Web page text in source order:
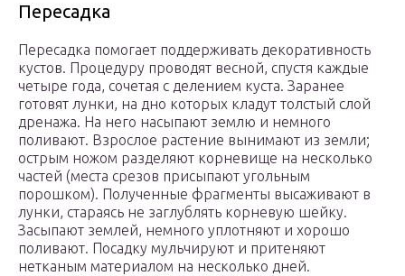
Пересадка
Пересадка помогает поддерживать декоративность
кустов. Процедуру проводят весной, спустя каждые
четыре года, сочетая с делением куста. Заранее
готовят лунки, на дно которых кладут толстый слой
дренажа. На него насыпают землю и немного
поливают. Взрослое растение вынимают из земли;
острым ножом разделяют корневище на несколько
частей (места срезов присыпают угольным
порошком). Полученные фрагменты высаживают в
лунки, стараясь не заглублять корневую шейку.
Засыпают землей, немного уплотняют и хорошо
поливают. Посадку мульчируют и притеняют
нетканым материалом на несколько дней.